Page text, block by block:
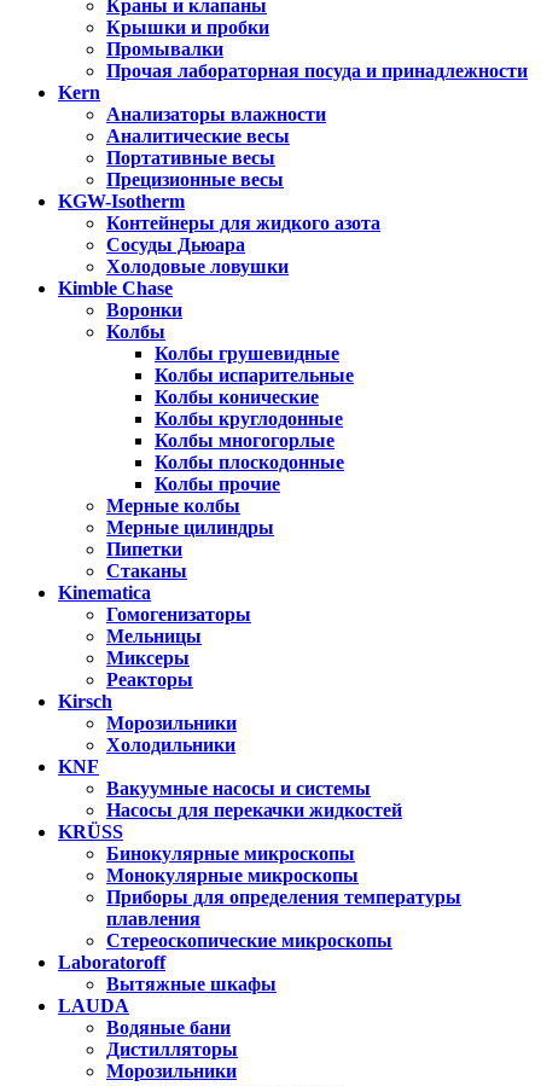
Краны и клапаны
Крышки и пробки
Промывалки
Прочая лабораторная посуда и принадлежности
Kern
Анализаторы влажности
Аналитические весы
Портативные весы
Прецизионные весы
KGW-Isotherm
Контейнеры для жидкого азота
Сосуды Дьюара
Холодовые ловушки
Kimble Chase
Воронки
Колбы
Колбы грушевидные
Колбы испарительные
Колбы конические
Колбы круглодонные
Колбы многогорлые
Колбы плоскодонные
Колбы прочие
Мерные колбы
Мерные цилиндры
Пипетки
Стаканы
Kinematica
Гомогенизаторы
Мельницы
Миксеры
Реакторы
Kirsch
Морозильники
Холодильники
KNF
Вакуумные насосы и системы
Насосы для перекачки жидкостей
KRÜSS
Бинокулярные микроскопы
Монокулярные микроскопы
Приборы для определения температуры
плавления
Стереоскопические микроскопы
Laboratoroff
Вытяжные шкафы
LAUDA
Водяные бани
Дистилляторы
Морозильники